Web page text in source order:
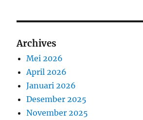
Archives
Mei 2026
April 2026
Januari 2026
Desember 2025
November 2025